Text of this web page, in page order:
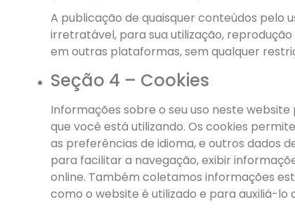
A publicação de quaisquer conteúdos pelo
irretratável, para sua utilização,
em outras plataformas, sem qualquer
Seção 4 – Cookies
Informações sobre o seu uso neste
que você está utilizando. Os cookies
as preferências de idioma, e outros dados
para facilitar a navegação, exibir
online. Também coletamos informações
como o website é utilizado e para auxiliá-lo